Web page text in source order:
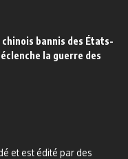
bannis des États-
la guerre des
et est édité par des